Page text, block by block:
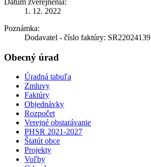
1. 12. 2022
Poznámka:
Dodavatel - číslo faktúry: SR22024139
Obecný úrad
Úradná tabuľa
Zmluvy
Faktúry
Objednávky
Rozpočet
Verejné obstarávanie
PHSR 2021-2027
Štatút obce
Projekty
Voľby